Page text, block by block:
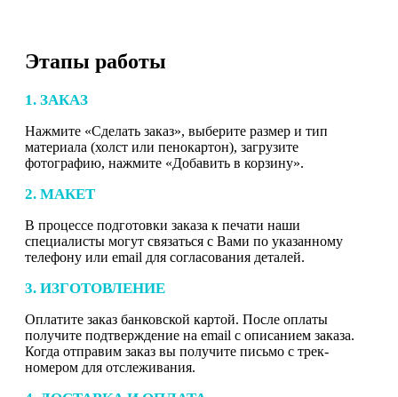
Этапы работы
1. ЗАКАЗ
Нажмите «Сделать заказ», выберите размер и тип
материала (холст или пенокартон), загрузите
фотографию, нажмите «Добавить в корзину».
2. МАКЕТ
В процессе подготовки заказа к печати наши
специалисты могут связаться с Вами по указанному
телефону или email для согласования деталей.
3. ИЗГОТОВЛЕНИЕ
Оплатите заказ банковской картой. После оплаты
получите подтверждение на email с описанием заказа.
Когда отправим заказ вы получите письмо с трек-
номером для отслеживания.